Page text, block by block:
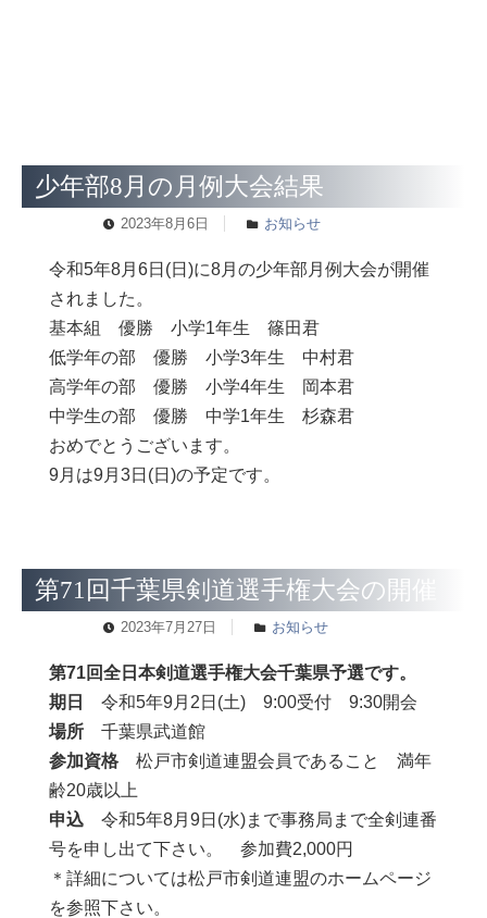
少年部8月の月例大会結果
2023年8月6日 お知らせ
令和5年8月6日(日)に8月の少年部月例大会が開催
されました。
基本組 優勝 小学1年生 篠田君
低学年の部 優勝 小学3年生 中村君
高学年の部 優勝 小学4年生 岡本君
中学生の部 優勝 中学1年生 杉森君
おめでとうございます。
9月は9月3日(日)の予定です。
第71回千葉県剣道選手権大会の開催
2023年7月27日 お知らせ
第71回全日本剣道選手権大会千葉県予選です。
期日 令和5年9月2日(土) 9:00受付 9:30開会
場所 千葉県武道館
参加資格 松戸市剣道連盟会員であること 満年
齢20歳以上
申込 令和5年8月9日(水)まで事務局まで全剣連番
号を申し出て下さい。 参加費2,000円
＊詳細については松戸市剣道連盟のホームページ
を参照下さい。